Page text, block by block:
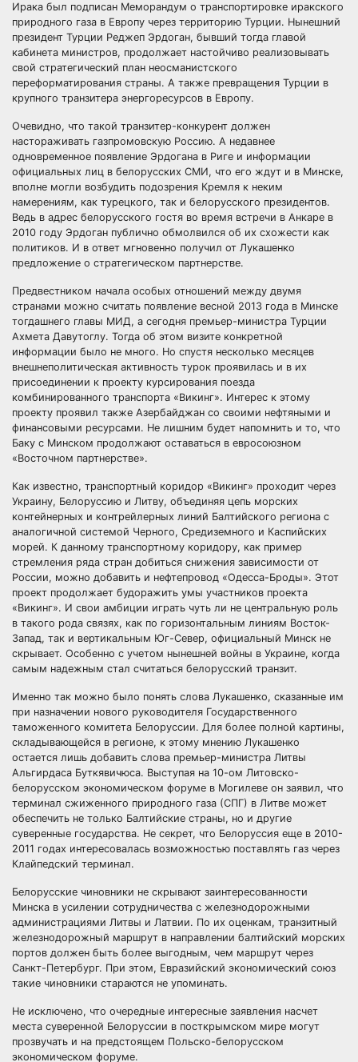
Ирака был подписан Меморандум о транспортировке иракского
природного газа в Европу через территорию Турции. Нынешний
президент Турции Реджеп Эрдоган, бывший тогда главой
кабинета министров, продолжает настойчиво реализовывать
свой стратегический план неосманистского
переформатирования страны. А также превращения Турции в
крупного транзитера энергоресурсов в Европу.
Очевидно, что такой транзитер-конкурент должен
настораживать газпромовскую Россию. А недавнее
одновременное появление Эрдогана в Риге и информации
официальных лиц в белорусских СМИ, что его ждут и в Минске,
вполне могли возбудить подозрения Кремля к неким
намерениям, как турецкого, так и белорусского президентов.
Ведь в адрес белорусского гостя во время встречи в Анкаре в
2010 году Эрдоган публично обмолвился об их схожести как
политиков. И в ответ мгновенно получил от Лукашенко
предложение о стратегическом партнерстве.
Предвестником начала особых отношений между двумя
странами можно считать появление весной 2013 года в Минске
тогдашнего главы МИД, а сегодня премьер-министра Турции
Ахмета Давутоглу. Тогда об этом визите конкретной
информации было не много. Но спустя несколько месяцев
внешнеполитическая активность турок проявилась и в их
присоединении к проекту курсирования поезда
комбинированного транспорта «Викинг». Интерес к этому
проекту проявил также Азербайджан со своими нефтяными и
финансовыми ресурсами. Не лишним будет напомнить и то, что
Баку с Минском продолжают оставаться в евросоюзном
«Восточном партнерстве».
Как известно, транспортный коридор «Викинг» проходит через
Украину, Белоруссию и Литву, объединяя цепь морских
контейнерных и контрейлерных линий Балтийского региона с
аналогичной системой Черного, Средиземного и Каспийских
морей. К данному транспортному коридору, как пример
стремления ряда стран добиться снижения зависимости от
России, можно добавить и нефтепровод «Одесса-Броды». Этот
проект продолжает будоражить умы участников проекта
«Викинг». И свои амбиции играть чуть ли не центральную роль
в такого рода связях, как по горизонтальным линиям Восток-
Запад, так и вертикальным Юг-Север, официальный Минск не
скрывает. Особенно с учетом нынешней войны в Украине, когда
самым надежным стал считаться белорусский транзит.
Именно так можно было понять слова Лукашенко, сказанные им
при назначении нового руководителя Государственного
таможенного комитета Белоруссии. Для более полной картины,
складывающейся в регионе, к этому мнению Лукашенко
остается лишь добавить слова премьер-министра Литвы
Альгирдаса Буткявичюса. Выступая на 10-ом Литовско-
белорусском экономическом форуме в Могилеве он заявил, что
терминал сжиженного природного газа (СПГ) в Литве может
обеспечить не только Балтийские страны, но и другие
суверенные государства. Не секрет, что Белоруссия еще в 2010-
2011 годах интересовалась возможностью поставлять газ через
Клайпедский терминал.
Белорусские чиновники не скрывают заинтересованности
Минска в усилении сотрудничества с железнодорожными
администрациями Литвы и Латвии. По их оценкам, транзитный
железнодорожный маршрут в направлении балтийский морских
портов должен быть более выгодным, чем маршрут через
Санкт-Петербург. При этом, Евразийский экономический союз
такие чиновники стараются не упоминать.
Не исключено, что очередные интересные заявления насчет
места суверенной Белоруссии в посткрымском мире могут
прозвучать и на предстоящем Польско-белорусском
экономическом форуме.